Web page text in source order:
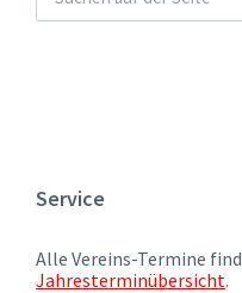
Service
Alle Vereins-Termine
Jahresterminübersicht.